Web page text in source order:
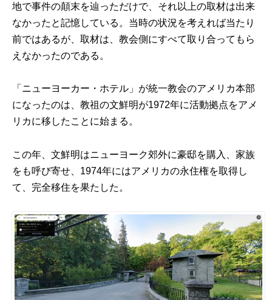
地で事件の顛末を辿っただけで、それ以上の取材は出来
なかったと記憶している。当時の状況を考えれば当たり
前ではあるが、取材は、教会側にすべて取り合ってもら
えなかったのである。
「ニューヨーカー・ホテル」が統一教会のアメリカ本部
になったのは、教祖の文鮮明が1972年に活動拠点をアメ
リカに移したことに始まる。
この年、文鮮明はニューヨーク郊外に豪邸を購入、家族
をも呼び寄せ、1974年にはアメリカの永住権を取得し
て、完全移住を果たした。